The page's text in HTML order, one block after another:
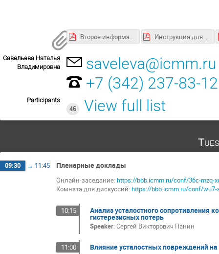
Второе информационное сообщение.pdf Инструкция для участия в конференции.pdf
Савельева Наталья
Владимировна
saveleva@icmm.ru
+7 (342) 237-83-12
Participants
46
View full list
09:30 → 11:45 Пленарные доклады
Онлайн-заседание: https://bbb.icmm.ru/conf/36c-mzq-
Комната для дискуссий: https://bbb.icmm.ru/conf/wu7-
10:15 Анализ усталостного сопротивления
гистерезисных потерь
Speaker: Сергей Викторович Панин
11:00 Влияние усталостных повреждений